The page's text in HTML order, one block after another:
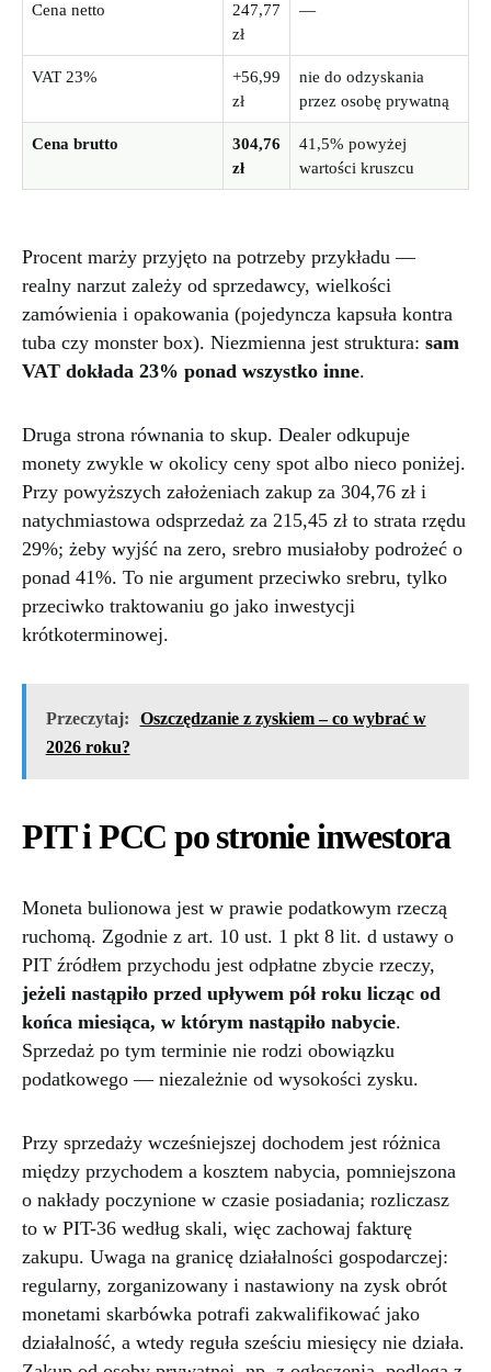
Cena netto
247,77
zł
—
VAT 23%
+56,99
zł
nie do odzyskania
przez osobę prywatną
Cena brutto
304,76
zł
41,5% powyżej
wartości kruszcu
Procent marży przyjęto na potrzeby przykładu —
realny narzut zależy od sprzedawcy, wielkości
zamówienia i opakowania (pojedyncza kapsuła kontra
tuba czy monster box). Niezmienna jest struktura: sam
VAT dokłada 23% ponad wszystko inne.
Druga strona równania to skup. Dealer odkupuje
monety zwykle w okolicy ceny spot albo nieco poniżej.
Przy powyższych założeniach zakup za 304,76 zł i
natychmiastowa odsprzedaż za 215,45 zł to strata rzędu
29%; żeby wyjść na zero, srebro musiałoby podrożeć o
ponad 41%. To nie argument przeciwko srebru, tylko
przeciwko traktowaniu go jako inwestycji
krótkoterminowej.
Przeczytaj:
Oszczędzanie z zyskiem – co wybrać w
2026 roku?
PIT i PCC po stronie inwestora
Moneta bulionowa jest w prawie podatkowym rzeczą
ruchomą. Zgodnie z art. 10 ust. 1 pkt 8 lit. d ustawy o
PIT źródłem przychodu jest odpłatne zbycie rzeczy,
jeżeli nastąpiło przed upływem pół roku licząc od
końca miesiąca, w którym nastąpiło nabycie.
Sprzedaż po tym terminie nie rodzi obowiązku
podatkowego — niezależnie od wysokości zysku.
Przy sprzedaży wcześniejszej dochodem jest różnica
między przychodem a kosztem nabycia, pomniejszona
o nakłady poczynione w czasie posiadania; rozliczasz
to w PIT-36 według skali, więc zachowaj fakturę
zakupu. Uwaga na granicę działalności gospodarczej:
regularny, zorganizowany i nastawiony na zysk obrót
monetami skarbówka potrafi zakwalifikować jako
działalność, a wtedy reguła sześciu miesięcy nie działa.